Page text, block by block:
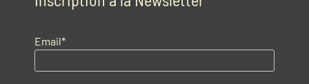
Email*